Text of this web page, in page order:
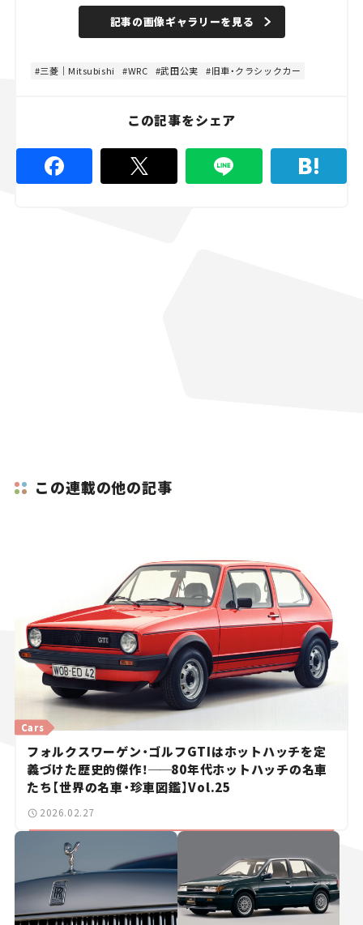
記事の画像ギャラリーを見る
三菱｜Mitsubishi WRC 武田公実 旧車・クラシックカー
この記事をシェア
この連載の他の記事
Cars
フォルクスワーゲン・ゴルフGTIはホットハッチを定
義づけた歴史的傑作！──80年代ホットハッチの名車
たち【世界の名車・珍車図鑑】Vol.25
2026.02.27